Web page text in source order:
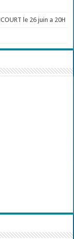
le 26 juin a 20H